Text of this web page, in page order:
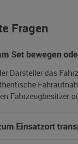
Fragen
Set bewegen
Darsteller das
Fahrzeugbesitzer
Einsatzort